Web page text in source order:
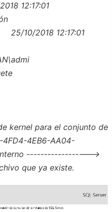
12:17:01
10/2018 12:17:01
kernel para el conjunto de
4EB6-AA04-
interno ------------------>
que ya existe.